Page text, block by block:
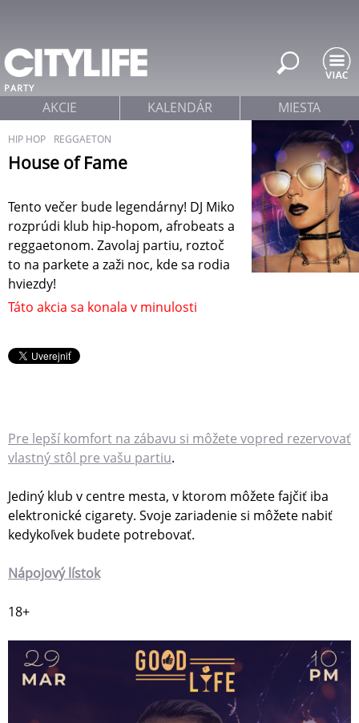
PARTY
HIP HOP REGGAETON
House of Fame
Tento večer bude legendárny! DJ Miko
rozprúdi klub hip-hopom, afrobeats a
reggaetonom. Zavolaj partiu, roztoč
to na parkete a zaži noc, kde sa rodia
hviezdy!
Táto akcia sa konala v minulosti
Pre lepší komfort na zábavu si môžete vopred rezervovať
vlastný stôl pre vašu partiu.
Jediný klub v centre mesta, v ktorom môžete fajčiť iba
elektronické cigarety. Svoje zariadenie si môžete nabiť
kedykoľvek budete potrebovať.
Nápojový lístok
18+
AKCIE KALENDÁR MIESTA